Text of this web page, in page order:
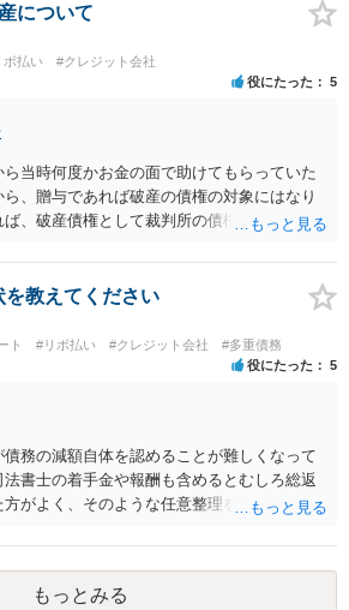
について
ボ払い #クレジット会社
役にたった 5
当時何度かお金の面で助けてもらっていた
、贈与であれば破産の債権の対象にはなり
ば、破産債権として裁判所の債権者一覧表に
後法テラスを利用する流れになるかと思い
さい。
教えてください
ト #リボ払い #クレジット会社 #多重債務
役にたった 5
務の減額自体を認めることが難しくなって
書士の着手金や報酬も含めるとむしろ総返
がよく、そのような任意整理をしてかえっ
ローンでない不動産」や「売ると高く売却さ
を超える保険解約返戻金がある保険」など
再生か自己破産を検討する方が良いと思われ
もっとみる